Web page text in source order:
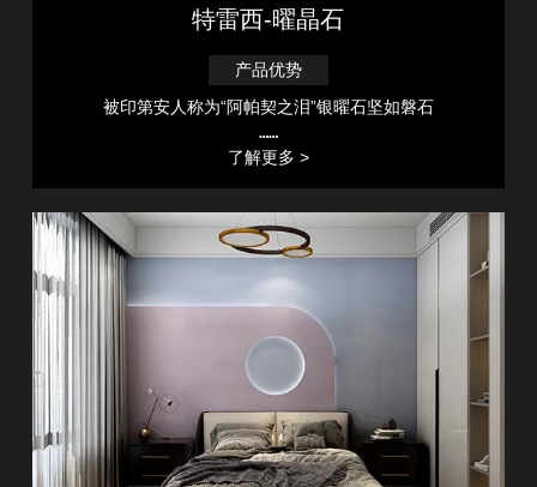
特雷西-曜晶石
产品优势
被印第安人称为“阿帕契之泪”银曜石坚如磐石
……
了解更多 >